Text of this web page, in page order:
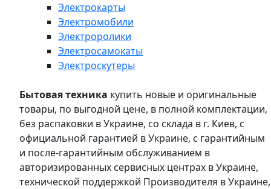
Электрокарты
Электромобили
Электроролики
Электросамокаты
Электроскутеры
Бытовая техника купить новые и оригинальные
товары, по выгодной цене, в полной комплектации,
без распаковки в Украине, со склада в г. Киев, с
официальной гарантией в Украине, с гарантийным
и после-гарантийным обслуживанием в
авторизированных сервисных центрах в Украине,
технической поддержкой Производителя в Украине,